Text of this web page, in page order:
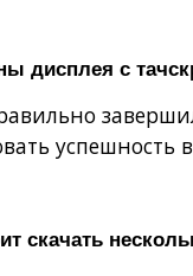
дисплея с
скачать